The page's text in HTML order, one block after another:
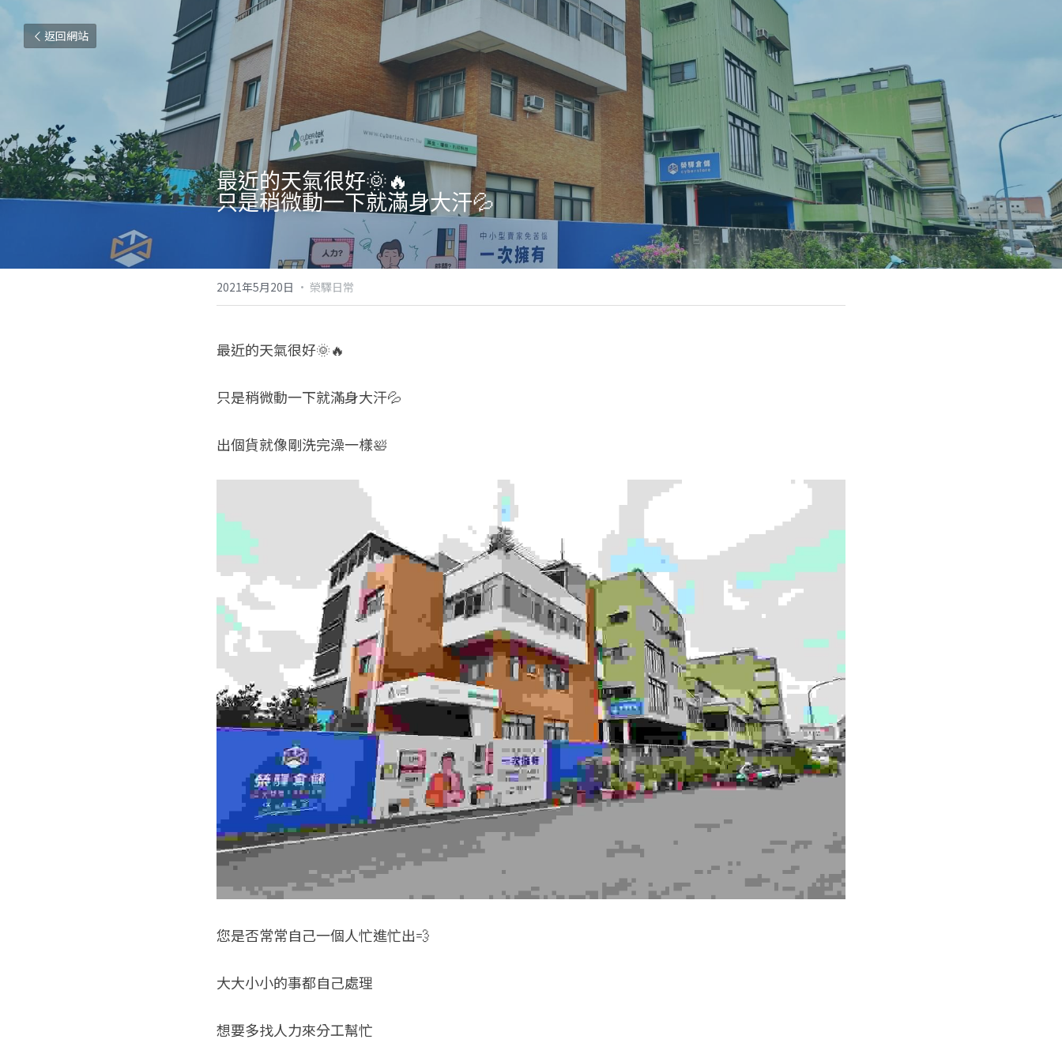
返回網站
最近的天氣很好🌞🔥
只是稍微動一下就滿身大汗💦
2021年5月20日 · 榮驛日常
最近的天氣很好🌞🔥
只是稍微動一下就滿身大汗💦
出個貨就像剛洗完澡一樣🛀
您是否常常自己一個人忙進忙出💨
大大小小的事都自己處理
想要多找人力來分工幫忙